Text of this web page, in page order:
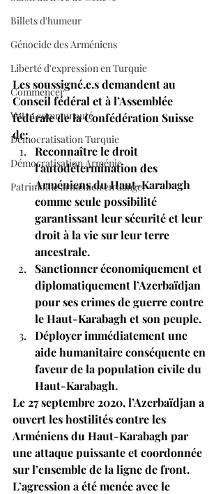
Billets d'humeur
Génocide des Arméniens
Liberté d'expression en Turquie
Commencer
Votre communauté
Démocratisation Turquie
Démocratisation Arménie
Patrimoine arménien en danger
Les soussigné.e.s demandent au
Conseil fédéral et à l’Assemblée
fédérale de la Confédération Suisse
de:
Reconnaître le droit
l'autodétermination des
Arméniens du Haut-Karabagh
comme seule possibilité
garantissant leur sécurité et leur
droit à la vie sur leur terre
ancestrale.
Sanctionner économiquement et
diplomatiquement l’Azerbaïdjan
pour ses crimes de guerre contre
le Haut-Karabagh et son peuple.
Déployer immédiatement une
aide humanitaire conséquente en
faveur de la population civile du
Haut-Karabagh.
Le 27 septembre 2020, l’Azerbaïdjan a
ouvert les hostilités contre les
Arméniens du Haut-Karabagh par
une attaque puissante et coordonnée
sur l’ensemble de la ligne de front.
L’agression a été menée avec le